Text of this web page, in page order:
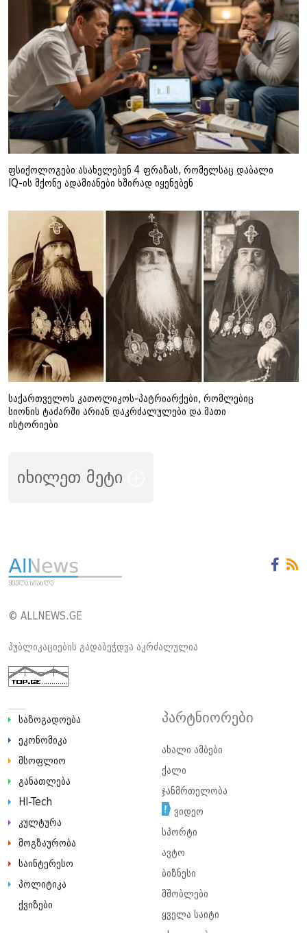
ფსიქოლოგები ასახელებენ 4 ფრაზას, რომელსაც დაბალი
IQ-ის მქონე ადამიანები ხშირად იყენებენ
საქართველოს კათოლიკოს-პატრიარქები, რომლებიც
სიონის ტაძარში არიან დაკრძალულები და მათი
ისტორიები
იხილეთ მეტი
© ALLNEWS.GE
პუბლიკაციების გადაბეჭდვა აკრძალულია
საზოგადოება
ეკონომიკა
მსოფლიო
განათლება
HI-Tech
კულტურა
მოგზაურობა
საინტერესო
პოლიტიკა
ქვიზები
პარტნიორები
ახალი ამბები
ქალი
ჯანმრთელობა
ვიდეო
სპორტი
ავტო
ბიზნესი
მშობლები
ყველა საიტი